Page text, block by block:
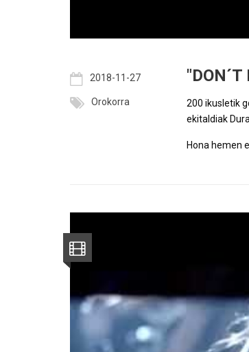
2018-11-27
Orokorra
200 ikusletik
ekitaldiak
Hona hemen